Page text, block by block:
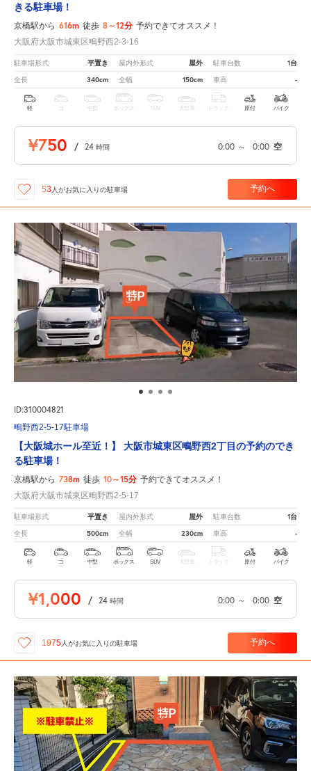
きる駐車場！
京橋駅から 616m 徒歩 8～12分 予約できてオススメ！
大阪府大阪市城東区鴫野西2-3-16
駐車場形式 平置き 屋内外形式 屋外 駐車台数 1台
全長 340cm 全幅 150cm 車高 -
軽 中型 ボックス SUV 大型車 トラック 原付 バイク
¥750 / 24 時間 0:00 ～ 0:00 空
53 人がお気に入りの駐車場 予約へ
ID:310004821
鴫野西2-5-17駐車場
【大阪城ホール至近！】 大阪市城東区鴫野西2丁目の予約のでき
る駐車場！
京橋駅から 738m 徒歩 10～15分 予約できてオススメ！
大阪府大阪市城東区鴫野西2-5-17
駐車場形式 平置き 屋内外形式 屋外 駐車台数 1台
全長 500cm 全幅 230cm 車高 -
軽 コ 中型 ボックス SUV 大型車 トラック 原付 バイク
¥1,000 / 24 時間 0:00 ～ 0:00 空
1975 人がお気に入りの駐車場 予約へ